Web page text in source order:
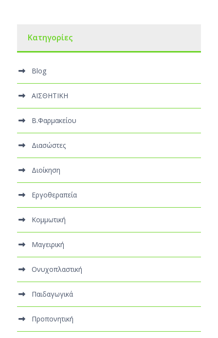
Kατηγορίες
Blog
ΑΙΣΘΗΤΙΚΗ
Β.Φαρμακείου
Διασώστες
Διοίκηση
Εργοθεραπεία
Κομμωτική
Μαγειρική
Ονυχοπλαστική
Παιδαγωγικά
Προπονητική